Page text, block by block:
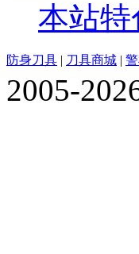
本站特
防身刀具 | 刀具商城 |
2005-